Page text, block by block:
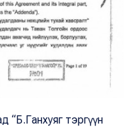
“Б.Ганхуяг тэргүүн